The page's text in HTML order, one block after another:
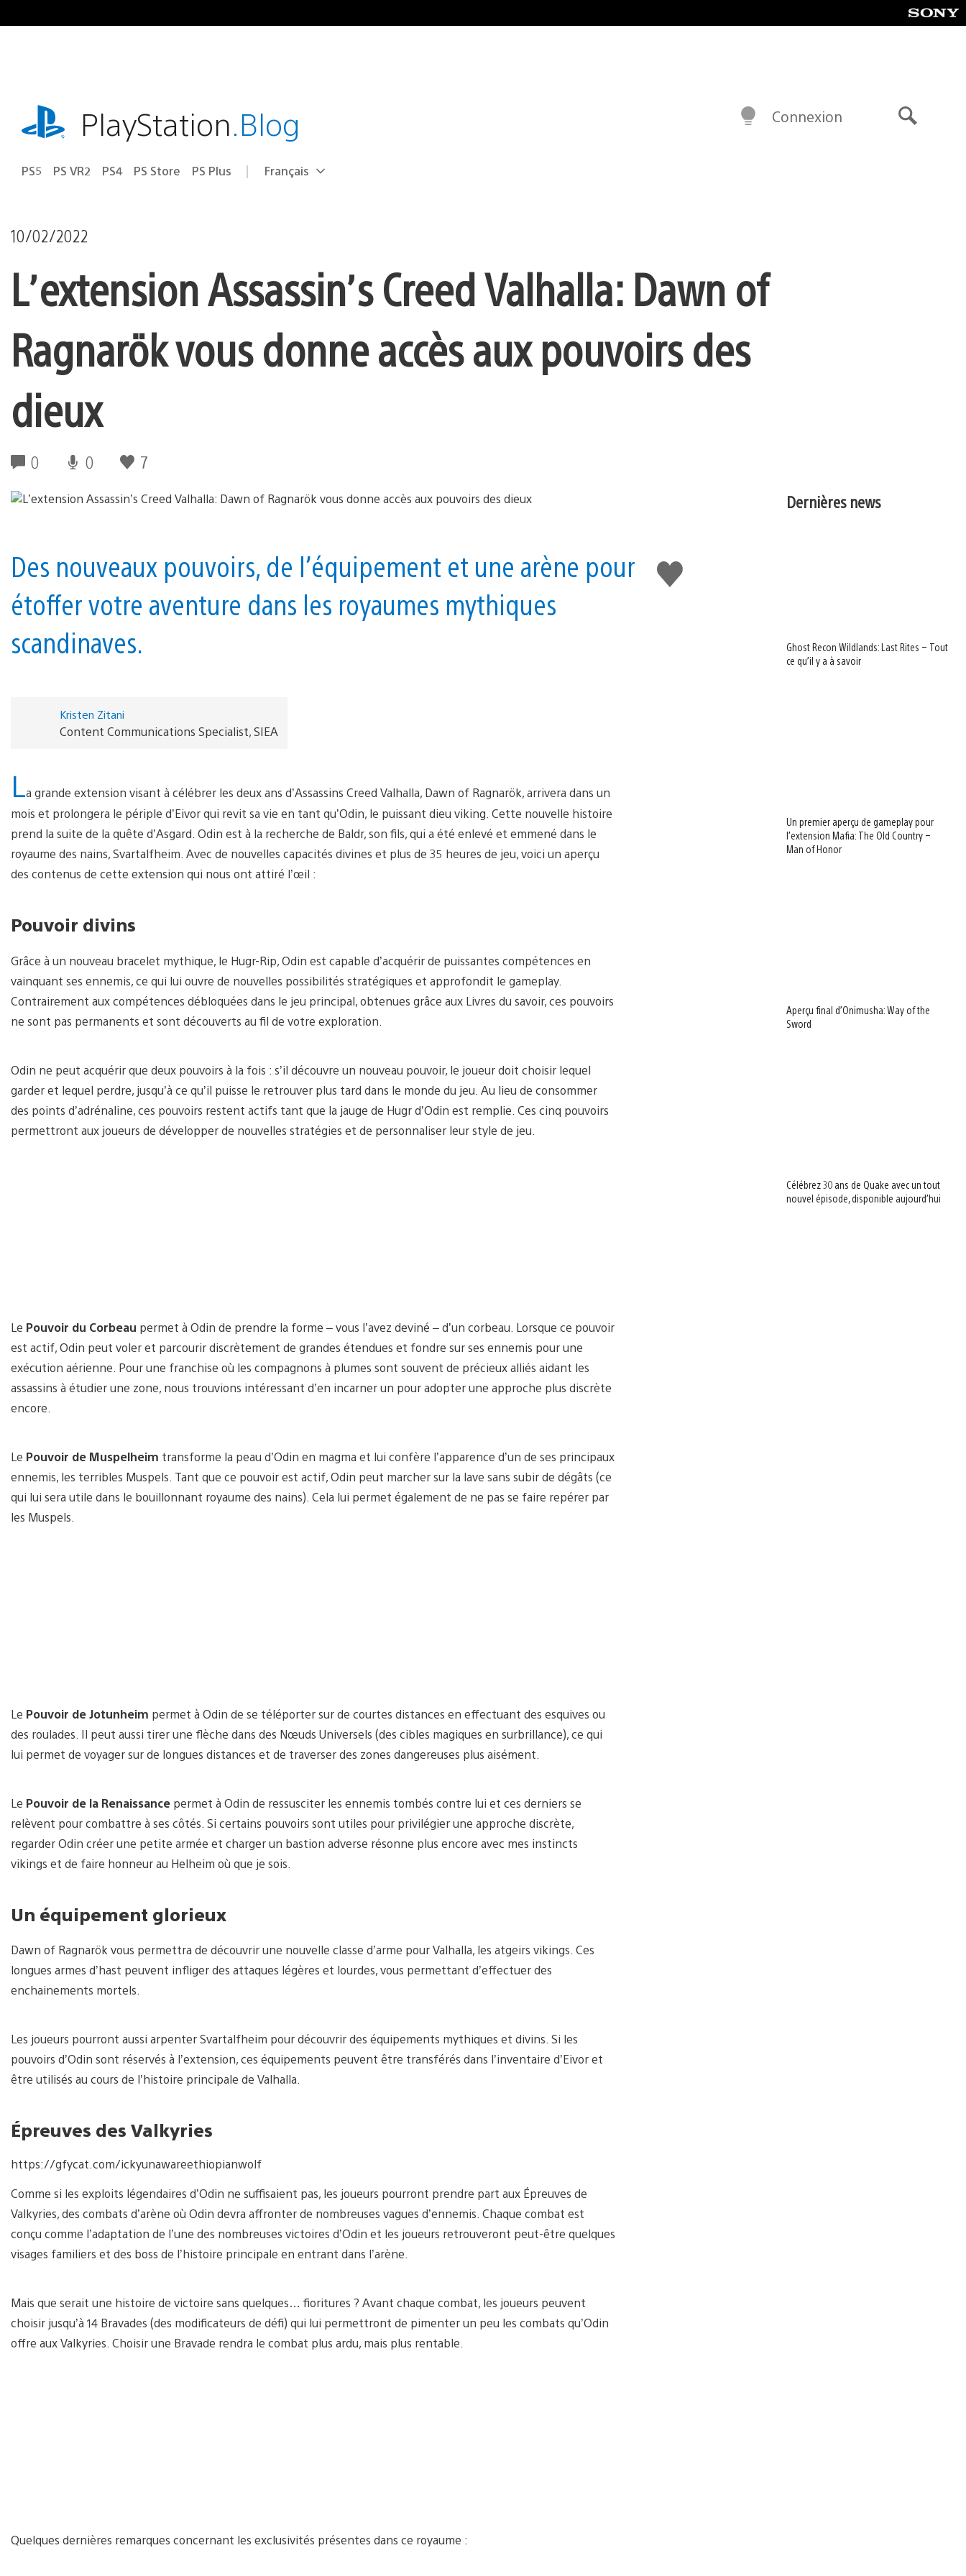
au
playstation.comPlayStation.Blog
PS5 PS VR2 PS4 PS Store PS Plus Choisir
Région
Français
Connexion
10/02/2022
L’extension Assassin’s Creed Valhalla: Dawn of
Ragnarök vous donne accès aux pouvoirs des
dieux
0 0 7
J'aime
Des nouveaux pouvoirs, de l’équipement et une arène pour
étoffer votre aventure dans les royaumes mythiques
scandinaves.
Kristen Zitani
Content Communications Specialist, SIEA
La grande extension visant à célébrer les deux ans d’Assassins Creed Valhalla, Dawn of Ragnarök, arrivera dans un
mois et prolongera le périple d’Eivor qui revit sa vie en tant qu’Odin, le puissant dieu viking. Cette nouvelle histoire
prend la suite de la quête d’Asgard. Odin est à la recherche de Baldr, son fils, qui a été enlevé et emmené dans le
royaume des nains, Svartalfheim. Avec de nouvelles capacités divines et plus de 35 heures de jeu, voici un aperçu
des contenus de cette extension qui nous ont attiré l’œil :
Pouvoir divins
Grâce à un nouveau bracelet mythique, le Hugr-Rip, Odin est capable d’acquérir de puissantes compétences en
vainquant ses ennemis, ce qui lui ouvre de nouvelles possibilités stratégiques et approfondit le gameplay.
Contrairement aux compétences débloquées dans le jeu principal, obtenues grâce aux Livres du savoir, ces pouvoirs
ne sont pas permanents et sont découverts au fil de votre exploration.
Odin ne peut acquérir que deux pouvoirs à la fois : s’il découvre un nouveau pouvoir, le joueur doit choisir lequel
garder et lequel perdre, jusqu’à ce qu’il puisse le retrouver plus tard dans le monde du jeu. Au lieu de consommer
des points d’adrénaline, ces pouvoirs restent actifs tant que la jauge de Hugr d’Odin est remplie. Ces cinq pouvoirs
permettront aux joueurs de développer de nouvelles stratégies et de personnaliser leur style de jeu.
Le Pouvoir du Corbeau permet à Odin de prendre la forme – vous l’avez deviné – d’un corbeau. Lorsque ce pouvoir
est actif, Odin peut voler et parcourir discrètement de grandes étendues et fondre sur ses ennemis pour une
exécution aérienne. Pour une franchise où les compagnons à plumes sont souvent de précieux alliés aidant les
assassins à étudier une zone, nous trouvions intéressant d’en incarner un pour adopter une approche plus discrète
encore.
Le Pouvoir de Muspelheim transforme la peau d’Odin en magma et lui confère l’apparence d’un de ses principaux
ennemis, les terribles Muspels. Tant que ce pouvoir est actif, Odin peut marcher sur la lave sans subir de dégâts (ce
qui lui sera utile dans le bouillonnant royaume des nains). Cela lui permet également de ne pas se faire repérer par
les Muspels.
Le Pouvoir de Jotunheim permet à Odin de se téléporter sur de courtes distances en effectuant des esquives ou
des roulades. Il peut aussi tirer une flèche dans des Nœuds Universels (des cibles magiques en surbrillance), ce qui
lui permet de voyager sur de longues distances et de traverser des zones dangereuses plus aisément.
Le Pouvoir de la Renaissance permet à Odin de ressusciter les ennemis tombés contre lui et ces derniers se
relèvent pour combattre à ses côtés. Si certains pouvoirs sont utiles pour privilégier une approche discrète,
regarder Odin créer une petite armée et charger un bastion adverse résonne plus encore avec mes instincts
vikings et de faire honneur au Helheim où que je sois.
Un équipement glorieux
Dawn of Ragnarök vous permettra de découvrir une nouvelle classe d’arme pour Valhalla, les atgeirs vikings. Ces
longues armes d’hast peuvent infliger des attaques légères et lourdes, vous permettant d’effectuer des
enchainements mortels.
Les joueurs pourront aussi arpenter Svartalfheim pour découvrir des équipements mythiques et divins. Si les
pouvoirs d’Odin sont réservés à l’extension, ces équipements peuvent être transférés dans l’inventaire d’Eivor et
être utilisés au cours de l’histoire principale de Valhalla.
Épreuves des Valkyries
https://gfycat.com/ickyunawareethiopianwolf
Comme si les exploits légendaires d’Odin ne suffisaient pas, les joueurs pourront prendre part aux Épreuves de
Valkyries, des combats d’arène où Odin devra affronter de nombreuses vagues d’ennemis. Chaque combat est
conçu comme l’adaptation de l’une des nombreuses victoires d’Odin et les joueurs retrouveront peut-être quelques
visages familiers et des boss de l’histoire principale en entrant dans l’arène.
Mais que serait une histoire de victoire sans quelques… fioritures ? Avant chaque combat, les joueurs peuvent
choisir jusqu’à 14 Bravades (des modificateurs de défi) qui lui permettront de pimenter un peu les combats qu’Odin
offre aux Valkyries. Choisir une Bravade rendra le combat plus ardu, mais plus rentable.
Quelques dernières remarques concernant les exclusivités présentes dans ce royaume :
Dernières news
Ghost Recon Wildlands: Last Rites – Tout
ce qu’il y a à savoir
Un premier aperçu de gameplay pour
l’extension Mafia: The Old Country –
Man of Honor
Aperçu final d’Onimusha: Way of the
Sword
Célébrez 30 ans de Quake avec un tout
nouvel épisode, disponible aujourd’hui